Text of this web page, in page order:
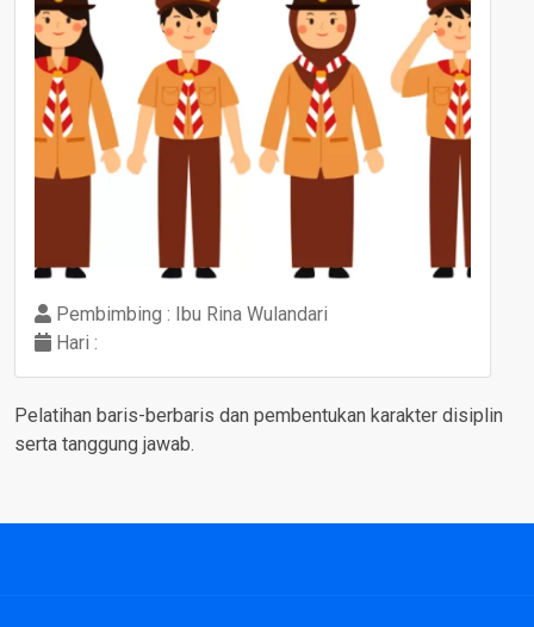
Pembimbing : Ibu Rina Wulandari
Hari :
Pelatihan baris-berbaris dan pembentukan karakter disiplin
serta tanggung jawab.